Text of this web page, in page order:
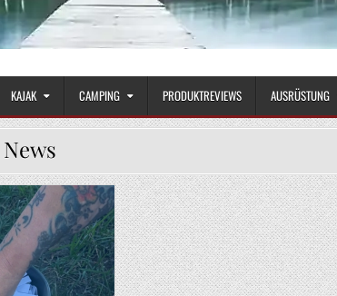
KAJAK CAMPING PRODUKTREVIEWS AUSRÜSTUNG
News